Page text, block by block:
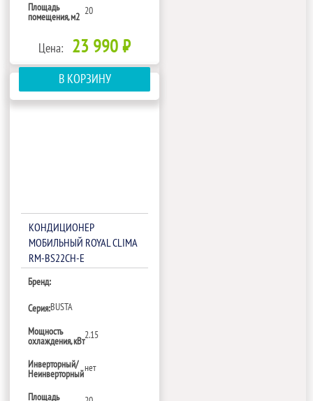
Площадь
помещения, м2
20
Цена: 23 990 ₽
В КОРЗИНУ
КОНДИЦИОНЕР
МОБИЛЬНЫЙ ROYAL CLIMA
RM-BS22CH-E
Бренд:
Серия:BUSTA
Мощность
охлаждения, кВт
2.15
Инверторный/
Неинверторный
нет
Площадь